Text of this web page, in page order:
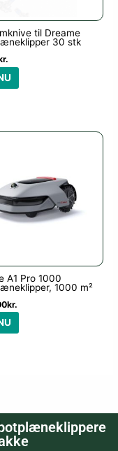
til Dreame
30 stk
A1 Pro 1000
1000 m²
kr.